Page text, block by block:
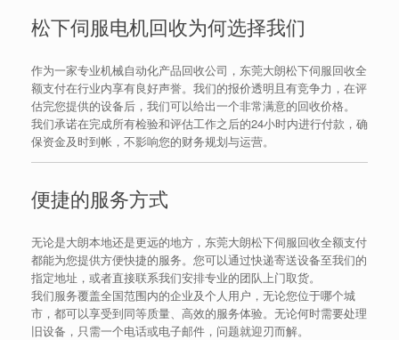
松下伺服电机回收为何选择我们
作为一家专业机械自动化产品回收公司，东莞大朗松下伺服回收全
额支付在行业内享有良好声誉。我们的报价透明且有竞争力，在评
估完您提供的设备后，我们可以给出一个非常满意的回收价格。
我们承诺在完成所有检验和评估工作之后的24小时内进行付款，确
保资金及时到帐，不影响您的财务规划与运营。
便捷的服务方式
无论是大朗本地还是更远的地方，东莞大朗松下伺服回收全额支付
都能为您提供方便快捷的服务。您可以通过快递寄送设备至我们的
指定地址，或者直接联系我们安排专业的团队上门取货。
我们服务覆盖全国范围内的企业及个人用户，无论您位于哪个城
市，都可以享受到同等质量、高效的服务体验。无论何时需要处理
旧设备，只需一个电话或电子邮件，问题就迎刃而解。